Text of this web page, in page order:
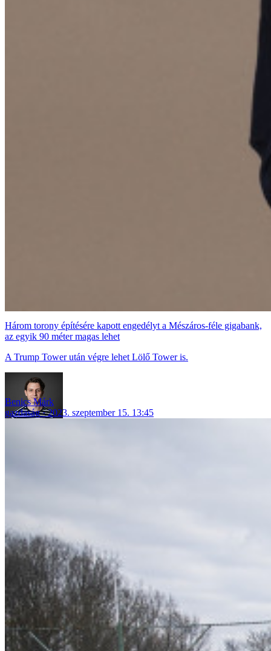
Három torony építésére kapott engedélyt a Mészáros-féle gigabank,
az egyik 90 méter magas lehet
A Trump Tower után végre lehet Lölő Tower is.
Benics Márk
gazdaság
2023. szeptember 15. 13:45